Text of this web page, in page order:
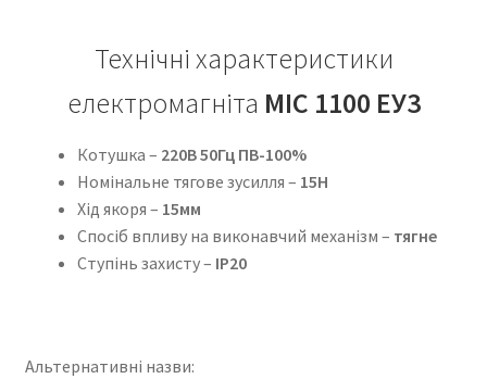
Технічні характеристики
електромагніта МІС 1100 ЕУ3
Котушка – 220В 50Гц ПВ-100%
Номінальне тягове зусилля – 15Н
Хід якоря – 15мм
Спосіб впливу на виконавчий механізм – тягне
Ступінь захисту – IP20
Альтернативні назви: